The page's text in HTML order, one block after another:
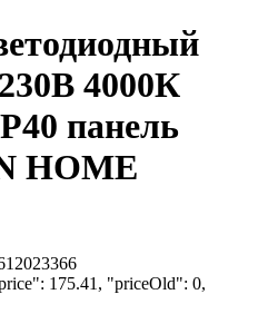
4000К
панель
HOME
175.41, "priceOld": 0,